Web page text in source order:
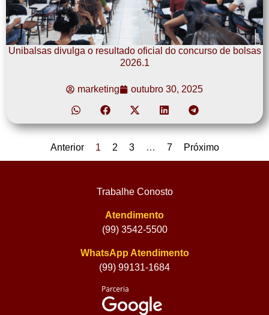
Unibalsas divulga o resultado oficial do concurso de bolsas
2026.1
marketing outubro 30, 2025
Anterior 1 2 3 … 7 Próximo
Trabalhe Conosto
Atendimento
(99) 3542-5500
WhatsApp Atendimento
(99) 99131-1684